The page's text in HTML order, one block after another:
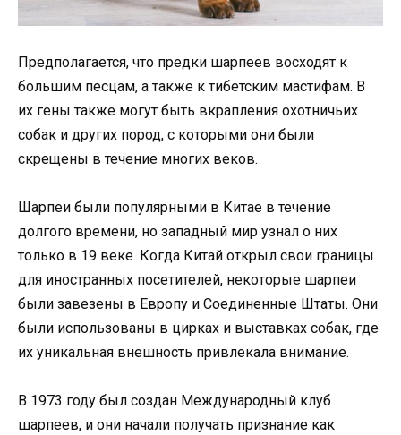
Предполагается, что предки шарпеев восходят к
большим песцам, а также к тибетским мастифам. В
их гены также могут быть вкрапления охотничьих
собак и других пород, с которыми они были
скрещены в течение многих веков.
Шарпеи были популярными в Китае в течение
долгого времени, но западный мир узнал о них
только в 19 веке. Когда Китай открыл свои границы
для иностранных посетителей, некоторые шарпеи
были завезены в Европу и Соединенные Штаты. Они
были использованы в цирках и выставках собак, где
их уникальная внешность привлекала внимание.
В 1973 году был создан Международный клуб
шарпеев, и они начали получать признание как